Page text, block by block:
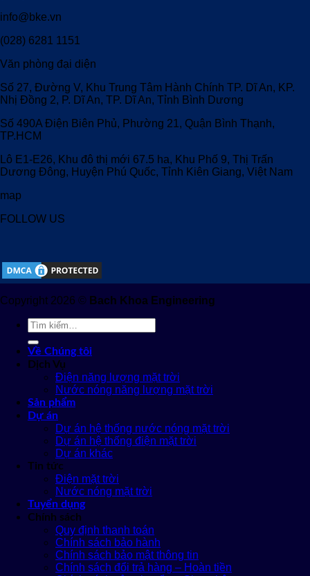
info@bke.vn
(028) 6281 1151
Văn phòng đại diện
Số 27, Đường V, Khu Trung Tâm Hành Chính TP. Dĩ An, KP.
Nhị Đồng 2, P. Dĩ An, TP. Dĩ An, Tỉnh Bình Dương
Số 490A Điện Biên Phủ, Phường 21, Quận Bình Thạnh,
TP.HCM
Lô E1-E26, Khu đô thị mới 67.5 ha, Khu Phố 9, Thị Trấn
Dương Đông, Huyện Phú Quốc, Tỉnh Kiên Giang, Việt Nam
map
FOLLOW US
Copyright 2026 © Bach Khoa Engineering
Tìm
kiếm:
Về Chúng tôi
Dịch Vụ
Điện năng lượng mặt trời
Nước nóng năng lượng mặt trời
Sản phẩm
Dự án
Dự án hệ thống nước nóng mặt trời
Dự án hệ thống điện mặt trời
Dự án khác
Tin tức
Điện mặt trời
Nước nóng mặt trời
Tuyển dụng
Chính sách
Quy định thanh toán
Chính sách bảo hành
Chính sách bảo mật thông tin
Chính sách đổi trả hàng – Hoàn tiền